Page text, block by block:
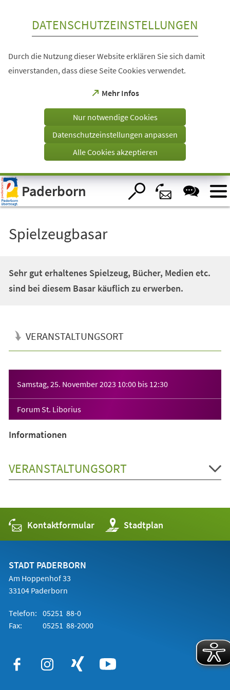
Visuelle
Assistenzsoftware
öffnen.
DATENSCHUTZEINSTELLUNGEN
Durch die Nutzung dieser Website erklären Sie sich damit
einverstanden, dass diese Seite Cookies verwendet.
Mehr Infos
(Öffnet
einem
Tab)
Nur notwendige Cookies
Datenschutzeinstellungen anpassen
Alle Cookies akzeptieren
Paderborn
Spielzeugbasar
Sehr gut erhaltenes Spielzeug, Bücher, Medien etc.
sind bei diesem Basar käuflich zu erwerben.
VERANSTALTUNGSORT
Samstag, 25. November 2023 10:00 bis 12:30
Forum St. Liborius
Informationen
VERANSTALTUNGSORT
Kontaktformular Stadtplan
(Öffnet
in
einem
STADT PADERBORN
Am Hoppenhof 33
33104 Paderborn
Telefon: 05251 88-0
Fax:
05251 88-2000